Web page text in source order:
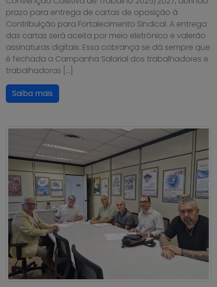
prazo para entrega de cartas de oposição à
Contribuição para Fortalecimento Sindical. A entrega
das cartas será aceita por meio eletrônico e valerão
assinaturas digitais. Essa cobrança se dá sempre que
é fechada a Campanha Salarial dos trabalhadores e
trabalhadoras […]
Saiba mais